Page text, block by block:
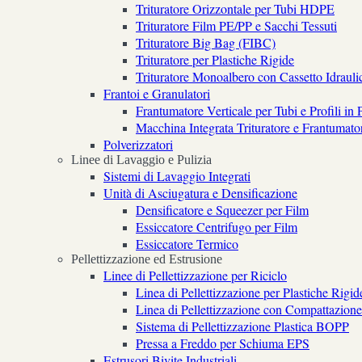
Trituratore Orizzontale per Tubi HDPE
Trituratore Film PE/PP e Sacchi Tessuti
Trituratore Big Bag (FIBC)
Trituratore per Plastiche Rigide
Trituratore Monoalbero con Cassetto
Frantoi e Granulatori
Frantumatore Verticale per Tubi e Profili in
Macchina Integrata Trituratore e
Polverizzatori
Linee di Lavaggio e Pulizia
Sistemi di Lavaggio Integrati
Unità di Asciugatura e Densificazione
Densificatore e Squeezer per Film
Essiccatore Centrifugo per Film
Essiccatore Termico
Pellettizzazione ed Estrusione
Linee di Pellettizzazione per Riciclo
Linea di Pellettizzazione per Plastiche
Linea di Pellettizzazione con
Sistema di Pellettizzazione Plastica BOPP
Pressa a Freddo per Schiuma EPS